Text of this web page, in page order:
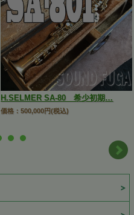
H.SELMER SA-80 希少初期…
価格：500,000円(税込)